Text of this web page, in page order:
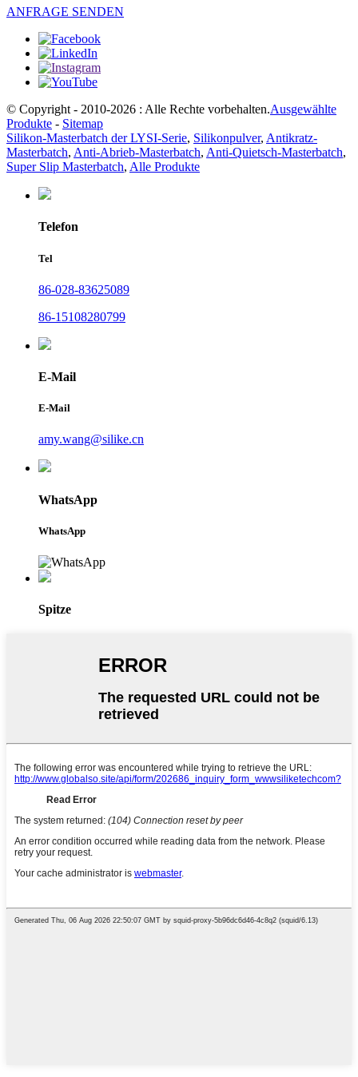
ANFRAGE SENDEN
© Copyright - 2010-2026 : Alle Rechte vorbehalten.Ausgewählte
Produkte - Sitemap
Silikon-Masterbatch der LYSI-Serie, Silikonpulver, Antikratz-
Masterbatch, Anti-Abrieb-Masterbatch, Anti-Quietsch-Masterbatch,
Super Slip Masterbatch, Alle Produkte
Telefon
Tel
86-028-83625089
86-15108280799
E-Mail
E-Mail
amy.wang@silike.cn
WhatsApp
WhatsApp
Spitze